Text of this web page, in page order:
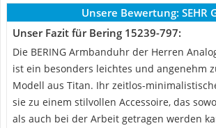
Unsere Bewertung: SEHR
Unser Fazit für Bering 15239-797:
Die BERING Armbanduhr der Herren
ist ein besonders leichtes und angenehm
Modell aus Titan. Ihr zeitlos-
sie zu einem stilvollen Accessoire, das
als auch bei der Arbeit getragen werden